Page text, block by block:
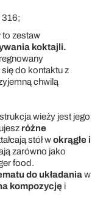
316;
to zestaw
koktajli.
do kontaktu z
chwilą
wieży jest jego
różne
stół wokrągłe i
zarówno jako
food.
do układaniaw
kompozycjęi